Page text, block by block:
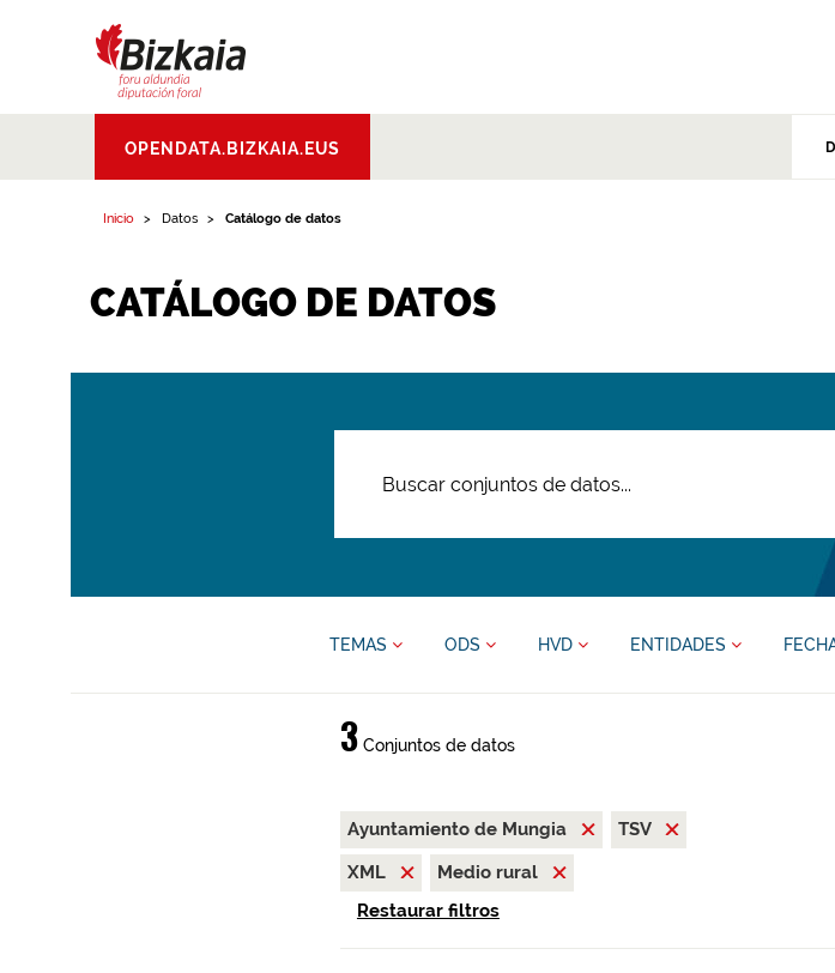
Aldundia.Diputacion
Foral de Bizkaia
OPENDATA.BIZKAIA.EUS
Inicio Datos Catálogo de datos
CATÁLOGO DE DATOS
TEMAS ODS HVD ENTIDADES
3Conjuntos de datos
Ayuntamiento de Mungia
TSV
XML
Medio rural
Restaurar filtros